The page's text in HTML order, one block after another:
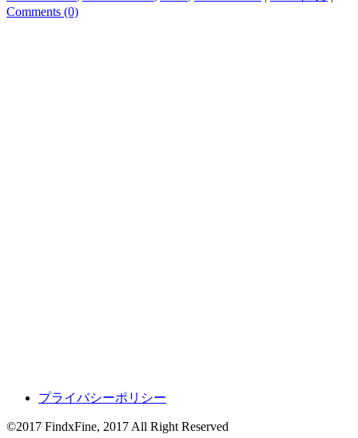
Comments (0)
プライバシーポリシー
©2017 FindxFine, 2017 All Right Reserved